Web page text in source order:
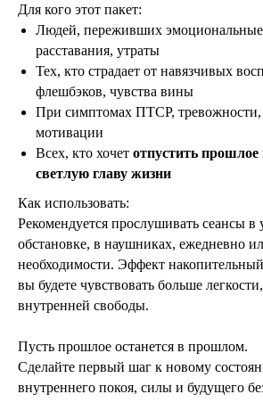
Для кого этот пакет:
Людей, переживших
расставания, утраты
Тех, кто страдает от навязчивых
флешбэков, чувства вины
При симптомах ПТСР, тревожности,
мотивации
Всех, кто хочет отпустить
светлую главу жизни
Как использовать:
Рекомендуется прослушивать сеансы в
обстановке, в наушниках, ежедневно
необходимости. Эффект
вы будете чувствовать больше
внутренней свободы.
Пусть прошлое останется в прошлом.
Сделайте первый шаг к новому
внутреннего покоя, силы и будущего